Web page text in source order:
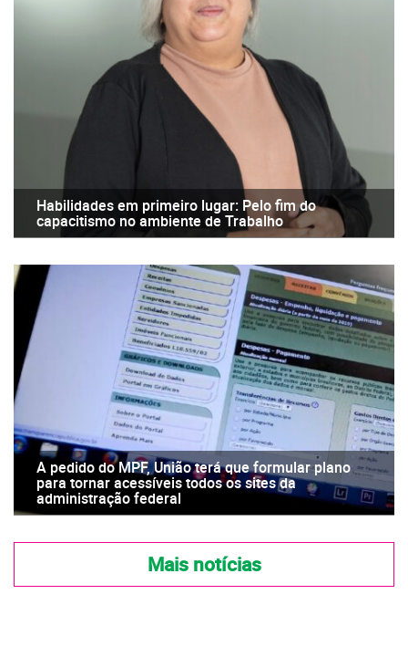
Habilidades em primeiro lugar: Pelo fim do
capacitismo no ambiente de Trabalho
A pedido do MPF, União terá que formular plano
para tornar acessíveis todos os sites da
administração federal
Mais notícias